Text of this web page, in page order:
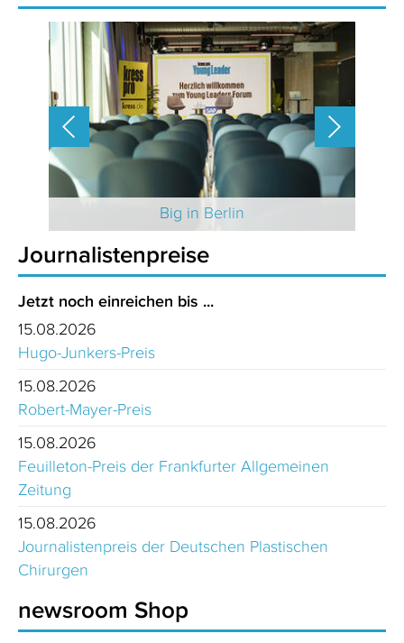
Big in Berlin
Journalistenpreise
Jetzt noch einreichen bis ...
15.08.2026
Hugo-Junkers-Preis
15.08.2026
Robert-Mayer-Preis
15.08.2026
Feuilleton-Preis der Frankfurter Allgemeinen
Zeitung
15.08.2026
Journalistenpreis der Deutschen Plastischen
Chirurgen
newsroom Shop